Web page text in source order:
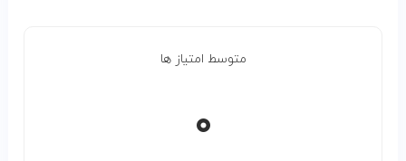
متوسط امتیاز ها
۰